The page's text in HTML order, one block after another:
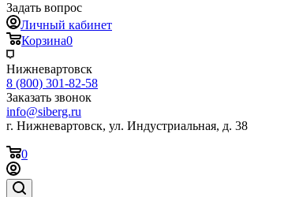
Задать вопрос
Личный кабинет
Корзина0
Нижневартовск
8 (800) 301-82-58
Заказать звонок
info@siberg.ru
г. Нижневартовск, ул. Индустриальная, д. 38
0